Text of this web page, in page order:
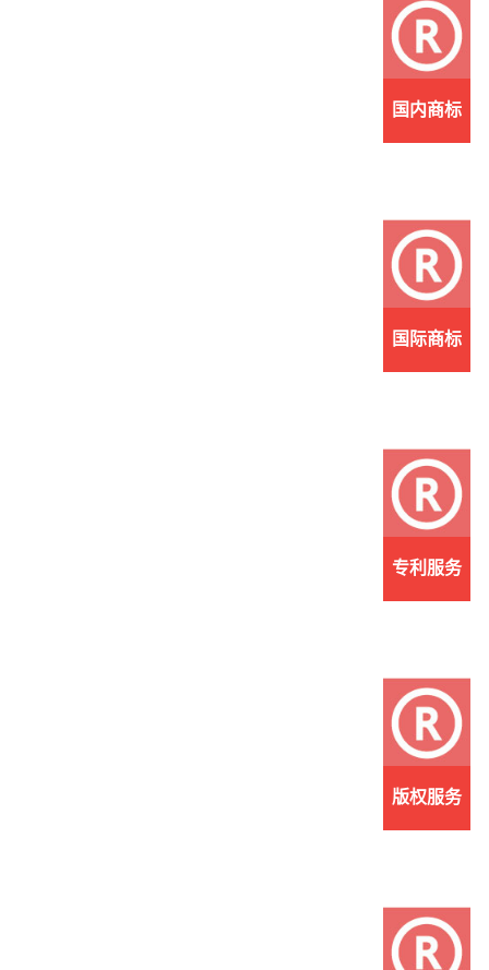
国内商标
国际商标
专利服务
版权服务